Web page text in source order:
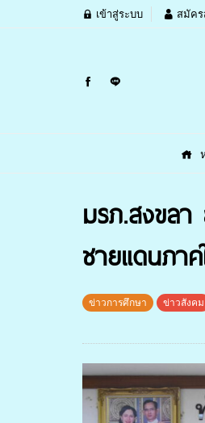
เข้าสู่ระบบ สมัค
มรภ.สงขล
ชายแดนภาค
ข่าวการศึกษา ข่าวสังคม